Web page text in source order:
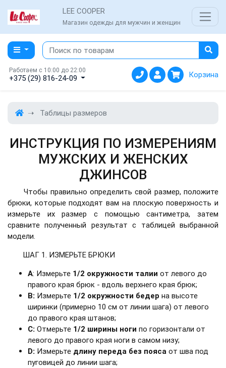
LEE COOPER
Магазин одежды для мужчин и женщин
Работаем с 10:00 до 22:00
+375 (29) 816-24-09 Корзина
Таблицы размеров
ИНСТРУКЦИЯ ПО ИЗМЕРЕНИЯМ
МУЖСКИХ И ЖЕНСКИХ
ДЖИНСОВ
Чтобы правильно определить свой размер, положите
брюки, которые подходят вам на плоскую поверхность и
измерьте их размер с помощью сантиметра, затем
сравните полученный результат с таблицей выбранной
модели.
ШАГ 1. ИЗМЕРЬТЕ БРЮКИ
A: Измерьте 1/2 окружности талии от левого до
правого края брюк - вдоль верхнего края брюк;
B: Измерьте 1/2 окружности бедер на высоте
ширинки (примерно 10 см от линии шага) от левого
до правого края штанов;
C: Отмерьте 1/2 ширины ноги по горизонтали от
левого до правого края ноги в самом низу;
D: Измерьте длину переда без пояса от шва под
пуговицей до линии шага;